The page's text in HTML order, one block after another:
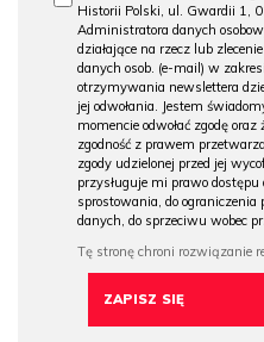
Historii Polski, ul. Gwardii 1,
Administratora danych
działające na rzecz lub
danych osob. (e-mail) w
otrzymywania newslettera
jej odwołania. Jestem
momencie odwołać zgodę
zgodność z prawem
zgody udzielonej przed jej
przysługuje mi prawo dostępu
sprostowania, do
danych, do sprzeciwu wobec